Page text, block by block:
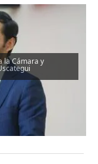
la Cámara y